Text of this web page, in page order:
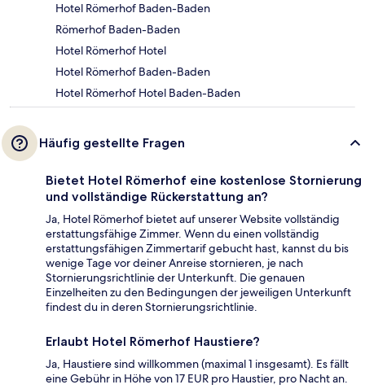
Hotel Römerhof Baden-Baden
Römerhof Baden-Baden
Hotel Römerhof Hotel
Hotel Römerhof Baden-Baden
Hotel Römerhof Hotel Baden-Baden
Häufig gestellte Fragen
Bietet Hotel Römerhof eine kostenlose Stornierung
und vollständige Rückerstattung an?
Ja, Hotel Römerhof bietet auf unserer Website vollständig
erstattungsfähige Zimmer. Wenn du einen vollständig
erstattungsfähigen Zimmertarif gebucht hast, kannst du bis
wenige Tage vor deiner Anreise stornieren, je nach
Stornierungsrichtlinie der Unterkunft. Die genauen
Einzelheiten zu den Bedingungen der jeweiligen Unterkunft
findest du in deren Stornierungsrichtlinie.
Erlaubt Hotel Römerhof Haustiere?
Ja, Haustiere sind willkommen (maximal 1 insgesamt). Es fällt
eine Gebühr in Höhe von 17 EUR pro Haustier, pro Nacht an.